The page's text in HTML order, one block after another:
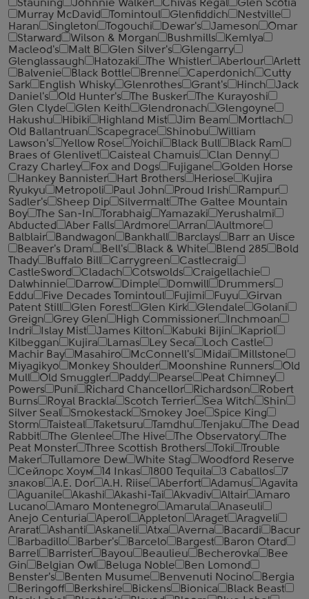
Stauning
Johnnie Walker Chivas Regal
Glen Scotia
Murray McDavid
Tomintoul Glenfiddich
Nestville
Haran
Singleton Togouchi Dewar's Jameson
Omar
Starward
Wilson & Morgan Bushmills
Kemlya
Macleod's
Malt B Glen Silver's
Glengarry
Glenglassaugh
Hatozaki The Whistler Aberlour
Arlett
Balvenie
Black Bottle Brenne Caperdonich
Cutty
Sark
English Whisky Glenrothes Grant's Hinch
Jack
Daniel's
Old Hunter's The Busker
The Kurayoshi
Glen Clyde
Glen Keith Glendronach
Glengoyne
Hakushu
Hibiki Highland Mist Jim Beam
Mortlach
Old Ballantruan
Scapegrace Shinobu
William
Lawson's
Yellow Rose Yoichi Black Bull
Black Ram
Braes of Glenlivet
Caisteal Chamuis
Clan Denny
Crazy Charley
Fox and Dogs Fujigane
Golden Horse
Hankey Bannister
Hart Brothers Heriose
Kujira
Ryukyu
Metropoli Paul John Proud Irish
Rampur
Sadler's
Sheep Dip Silvermalt
The Galtee Mountain
Boy
The San-In Torabhaig Yamazaki
Yerushalmi
Abducted
Aber Falls Ardmore Arran
Aultmore
Balblair
Bandwagon Bankhall Barclays
Barr an Uisce
Beaver's Dram
Bell's Black & White Blend 285
Bold
Thady
Buffalo Bill Carrygreen
Castlecraig
CastleSword
Cladach Cotswolds
Craigellachie
Dalwhinnie
Darrow Dimple Domwill
Drummers
Eddu
Five Decades Tomintoul Fujimi Fuyu
Girvan
Patent Still
Glen Forest Glen Kirk Glendale
Golani
Greign
Grey Glen High Commissioner
Inchmoan
Indri
Islay Mist James Kilton Kabuki Bijin
Kapriol
Kilbeggan
Kujira Lamas Ley Seca
Loch Castle
Machir Bay
Masahiro McConnell's Midai
Millstone
Miyagikyo
Monkey Shoulder Moonshine Runners
Old
Mull
Old Smuggler Paddy Pearse
Peat Chimney
Powers
Puni Richard Chancellor Richardson
Robert
Burns
Royal Brackla Scotch Terrier Sea Witch
Shin
Silver Seal
Smokestack Smokey Joe
Spice King
Storm
Taisteal Taketsuru Tamdhu Tenjaku
The Dead
Rabbit
The Glenlee The Hive The Observatory
The
Peat Monster
Three Scottish Brothers Toki
Trouble
Maker
Tullamore Dew White Stag
Woodford Reserve
Сейлорс Хоум
14 Inkas 1800 Tequila 3 Caballos
7
злаков
A.E. Dor A.H. Riise Aberfort Adamus
Agavita
Aguanile
Akashi Akashi-Tai Akvadiv Altair
Amaro
Lucano
Amaro Montenegro Amarula
Anaseuli
Anejo Centuria
Aperol Appleton Araget
Aragveli
Ararat
Ashanti Askaneli Atxa Averna Bacardi
Bacur
Barbadillo
Barber's Barcelo Bargest
Baron Otard
Barrel
Barrister Bayou Beaulieu Becherovka
Bee
Gin
Belgian Owl Beluga Noble
Ben Lomond
Benster's
Benten Musume Benvenuti Nocino
Bergia
Beringoff
Berkshire Bickens Bionica
Black Beast